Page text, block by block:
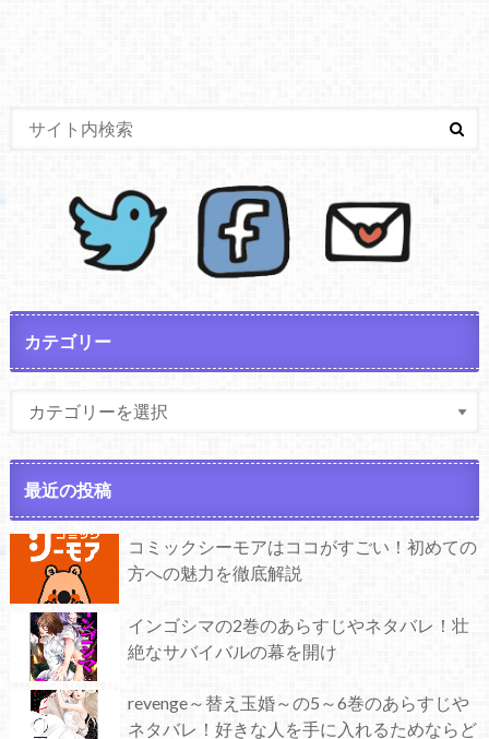
カテゴリー
最近の投稿
コミックシーモアはココがすごい！初めての
方への魅力を徹底解説
インゴシマの2巻のあらすじやネタバレ！壮
絶なサバイバルの幕を開け
revenge～替え玉婚～の5～6巻のあらすじや
ネタバレ！好きな人を手に入れるためならど